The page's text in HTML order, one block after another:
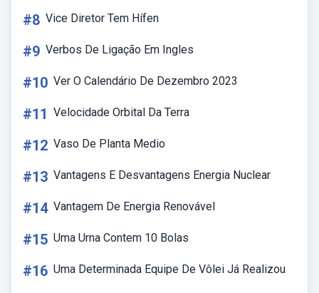
#8 Vice Diretor Tem Hífen
#9 Verbos De Ligação Em Ingles
#10 Ver O Calendário De Dezembro 2023
#11 Velocidade Orbital Da Terra
#12 Vaso De Planta Medio
#13 Vantagens E Desvantagens Energia Nuclear
#14 Vantagem De Energia Renovável
#15 Uma Urna Contem 10 Bolas
#16 Uma Determinada Equipe De Vôlei Já Realizou